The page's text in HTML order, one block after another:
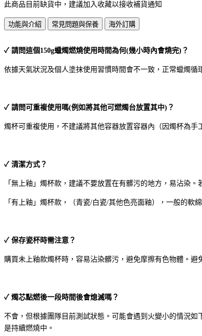
此商品目前缺貨中，建議加入收藏以接收補貨通知
功能與介紹 常見問題與保養 海外訂購
✓ 請問這個150g蠟燭燃燒使用時間為何(幾小時內會燒完)？
依據天氣狀況及個人塗抹使用習慣時間會不一致，正常蠟燭
✓ 請問可重複使用嗎(例如將其他可燃燭台放置其中)？
燭杯可重複使用，不建議將其他容器放置容器內（因燭杯為
✓ 清潔方式？
「無上釉」燭杯款，建議不要放置在有髒污的地方，易沾染
「有上釉」燭杯款，（青瓷/白瓷/其他色亮面釉），一般的軟
✓ 保存瓷杯時需注意？
購買未上釉款燭杯時，容易沾染髒污，避免摩擦有色物體。避
✓ 燭芯點燃後一段時間後會熄滅嗎？
不會，但根據團隊目前測試狀態。可能會遇到火變小的情況
是持續燃燒中。